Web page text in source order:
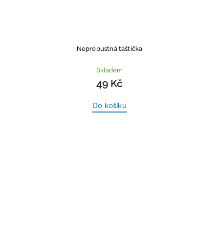
Nepropustná taštička
Skladem
49 Kč
Do košíku